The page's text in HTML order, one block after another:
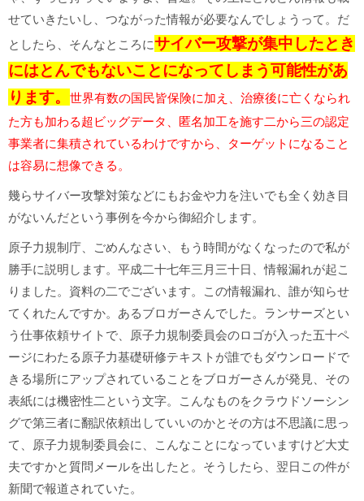
せていきたいし、つながった情報が必要なんでしょうって。だ
としたら、そんなところにサイバー攻撃が集中したとき
にはとんでもないことになってしまう可能性があ
ります。
世界有数の国民皆保険に加え、治療後に亡くなられ
た方も加わる超ビッグデータ、匿名加工を施す二から三の認定
事業者に集積されているわけですから、ターゲットになること
は容易に想像できる。
幾らサイバー攻撃対策などにもお金や力を注いでも全く効き目
がないんだという事例を今から御紹介します。
原子力規制庁、ごめんなさい、もう時間がなくなったので私が
勝手に説明します。平成二十七年三月三十日、情報漏れが起こ
りました。資料の二でございます。この情報漏れ、誰が知らせ
てくれたんですか。あるブロガーさんでした。ランサーズとい
う仕事依頼サイトで、原子力規制委員会のロゴが入った五十ペ
ージにわたる原子力基礎研修テキストが誰でもダウンロードで
きる場所にアップされていることをブロガーさんが発見、その
表紙には機密性二という文字。こんなものをクラウドソーシン
グで第三者に翻訳依頼出していいのかとその方は不思議に思っ
て、原子力規制委員会に、こんなことになっていますけど大丈
夫ですかと質問メールを出したと。そうしたら、翌日この件が
新聞で報道されていた。